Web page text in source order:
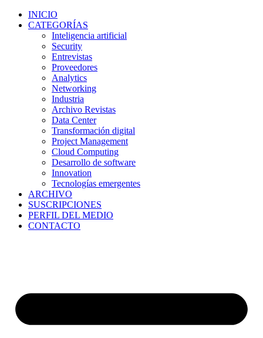
INICIO
CATEGORÍAS
Inteligencia artificial
Security
Entrevistas
Proveedores
Analytics
Networking
Industria
Archivo Revistas
Data Center
Transformación digital
Project Management
Cloud Computing
Desarrollo de software
Innovation
Tecnologías emergentes
ARCHIVO
SUSCRIPCIONES
PERFIL DEL MEDIO
CONTACTO